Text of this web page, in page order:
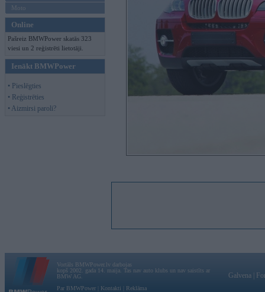
Moto
Online
Pašreiz BMWPower skatās 323
viesi un 2 reģistrēti lietotāji.
Ienākt BMWPower
• Pieslēgties
• Reģistrēties
• Aizmirsi paroli?
Vortāls BMWPower.lv darbojas
kopš 2002. gada 14. maija. Tas nav auto klubs un nav saistīts ar
BMW AG.
Par BMWPower
Kontakti Reklāma
Galvena